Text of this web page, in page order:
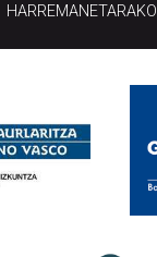
HARREMANETARAKO